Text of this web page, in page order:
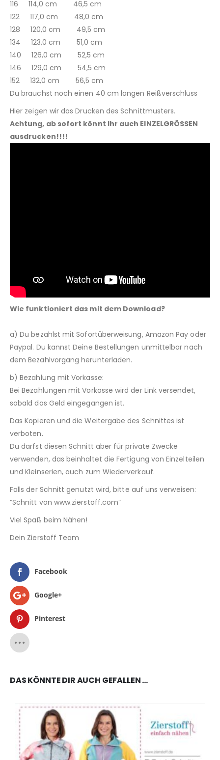
116 114,0 cm 46,5 cm
122 117,0 cm 48,0 cm
128 120,0 cm 49,5 cm
134 123,0 cm 51,0 cm
140 126,0 cm 52,5 cm
146 129,0 cm 54,5 cm
152 132,0 cm 56,5 cm
Du brauchst noch einen 40 cm langen Reißverschluss
Hier zeigen wir das Drucken des Schnittmusters.
Achtung, ab sofort könnt Ihr auch EINZELGRÖSSEN
ausdrucken!!!!
Wie funktioniert das mit dem Download?
a) Du bezahlst mit Sofortüberweisung, Amazon Pay oder
Paypal. Du kannst Deine Bestellungen unmittelbar nach
dem Bezahlvorgang herunterladen.
b) Bezahlung mit Vorkasse:
Bei Bezahlungen mit Vorkasse wird der Link versendet,
sobald das Geld eingegangen ist.
Das Kopieren und die Weitergabe des Schnittes ist
verboten.
Du darfst diesen Schnitt aber für private Zwecke
verwenden, das beinhaltet die Fertigung von Einzelteilen
und Kleinserien, auch zum Wiederverkauf.
Falls der Schnitt genutzt wird, bitte auf uns verweisen:
“Schnitt von www.zierstoff.com”
Viel Spaß beim Nähen!
Dein Zierstoff Team
Facebook
Google+
Pinterest
DAS KÖNNTE DIR AUCH GEFALLEN …